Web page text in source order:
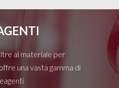
al materiale per
una vasta gamma di